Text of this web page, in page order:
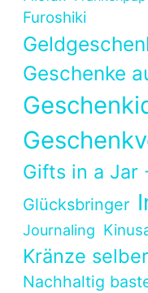
Furoshiki
Geschenke
Gifts in a Jar
Glücksbringer
Journaling
Kränze
Nachhaltig